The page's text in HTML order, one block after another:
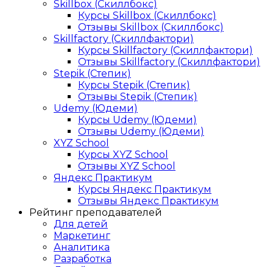
Skillbox (Скиллбокс)
Курсы Skillbox (Скиллбокс)
Отзывы Skillbox (Скиллбокс)
Skillfactory (Скиллфактори)
Курсы Skillfactory (Скиллфактори)
Отзывы Skillfactory (Скиллфактори)
Stepik (Степик)
Курсы Stepik (Степик)
Отзывы Stepik (Степик)
Udemy (Юдеми)
Курсы Udemy (Юдеми)
Отзывы Udemy (Юдеми)
XYZ School
Курсы XYZ School
Отзывы XYZ School
Яндекс Практикум
Курсы Яндекс Практикум
Отзывы Яндекс Практикум
Рейтинг преподавателей
Для детей
Маркетинг
Аналитика
Разработка